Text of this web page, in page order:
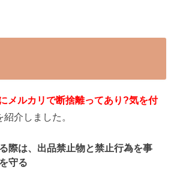
メルカリで断捨離ってあり?気を付
紹介しました。
際は、出品禁止物と禁止行為を事
守る